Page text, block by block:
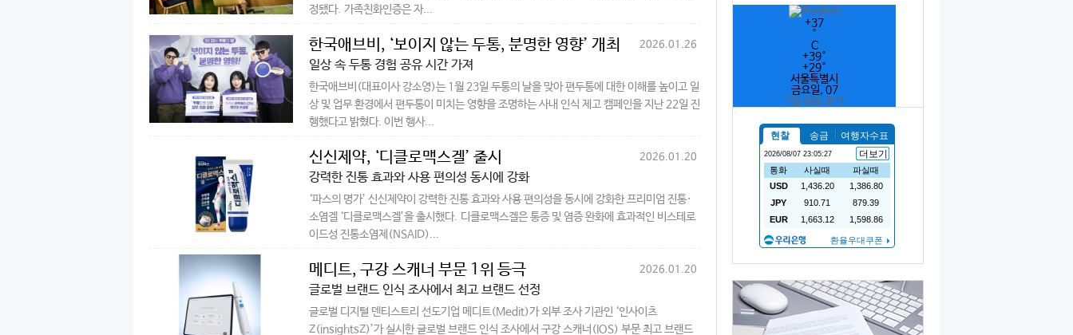
정됐다. 가족친화인증은 자...
한국애브비, ‘보이지 않는 두통, 분명한 영향’ 개최
일상 속 두통 경험 공유 시간 가져
2026.01.26
한국애브비(대표이사 강소영)는 1월 23일 두통의 날을 맞아 편두통에 대한 이해를 높이고 일
상 및 업무 환경에서 편두통이 미치는 영향을 조명하는 사내 인식 제고 캠페인을 지난 22일 진
행했다고 밝혔다. 이번 행사...
신신제약, ‘디클로맥스겔’ 출시
강력한 진통 효과와 사용 편의성 동시에 강화
2026.01.20
‘파스의 명가’ 신신제약이 강력한 진통 효과와 사용 편의성을 동시에 강화한 프리미엄 진통·
소염겔 ‘디클로맥스겔’을 출시했다. 디클로맥스겔은 통증 및 염증 완화에 효과적인 비스테로
이드성 진통소염제(NSAID)...
메디트, 구강 스캐너 부문 1위 등극
글로벌 브랜드 인식 조사에서 최고 브랜드 선정
2026.01.20
글로벌 디지털 덴티스트리 선도기업 메디트(Medit)가 외부 조사 기관인 ‘인사이츠
Z(insightsZ)’가 실시한 글로벌 브랜드 인식 조사에서 구강 스캐너(IOS) 부문 최고 브랜드
+37
°
C
+39°
+29°
서울특별시
금요일, 07
7일 예보 보기